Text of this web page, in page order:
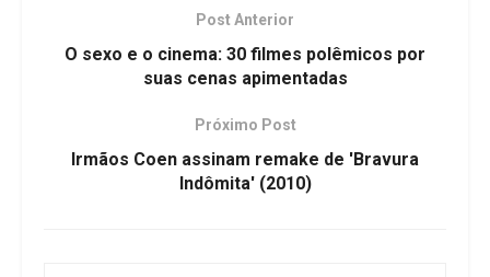
Post Anterior
O sexo e o cinema: 30 filmes polêmicos por
suas cenas apimentadas
Próximo Post
Irmãos Coen assinam remake de 'Bravura
Indômita' (2010)